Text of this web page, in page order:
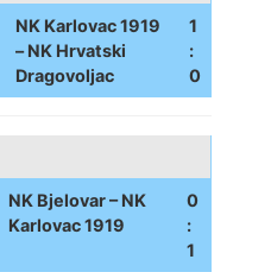
NK Karlovac 1919
– NK Hrvatski
Dragovoljac
1
:
0
NK Bjelovar – NK
Karlovac 1919
0
:
1